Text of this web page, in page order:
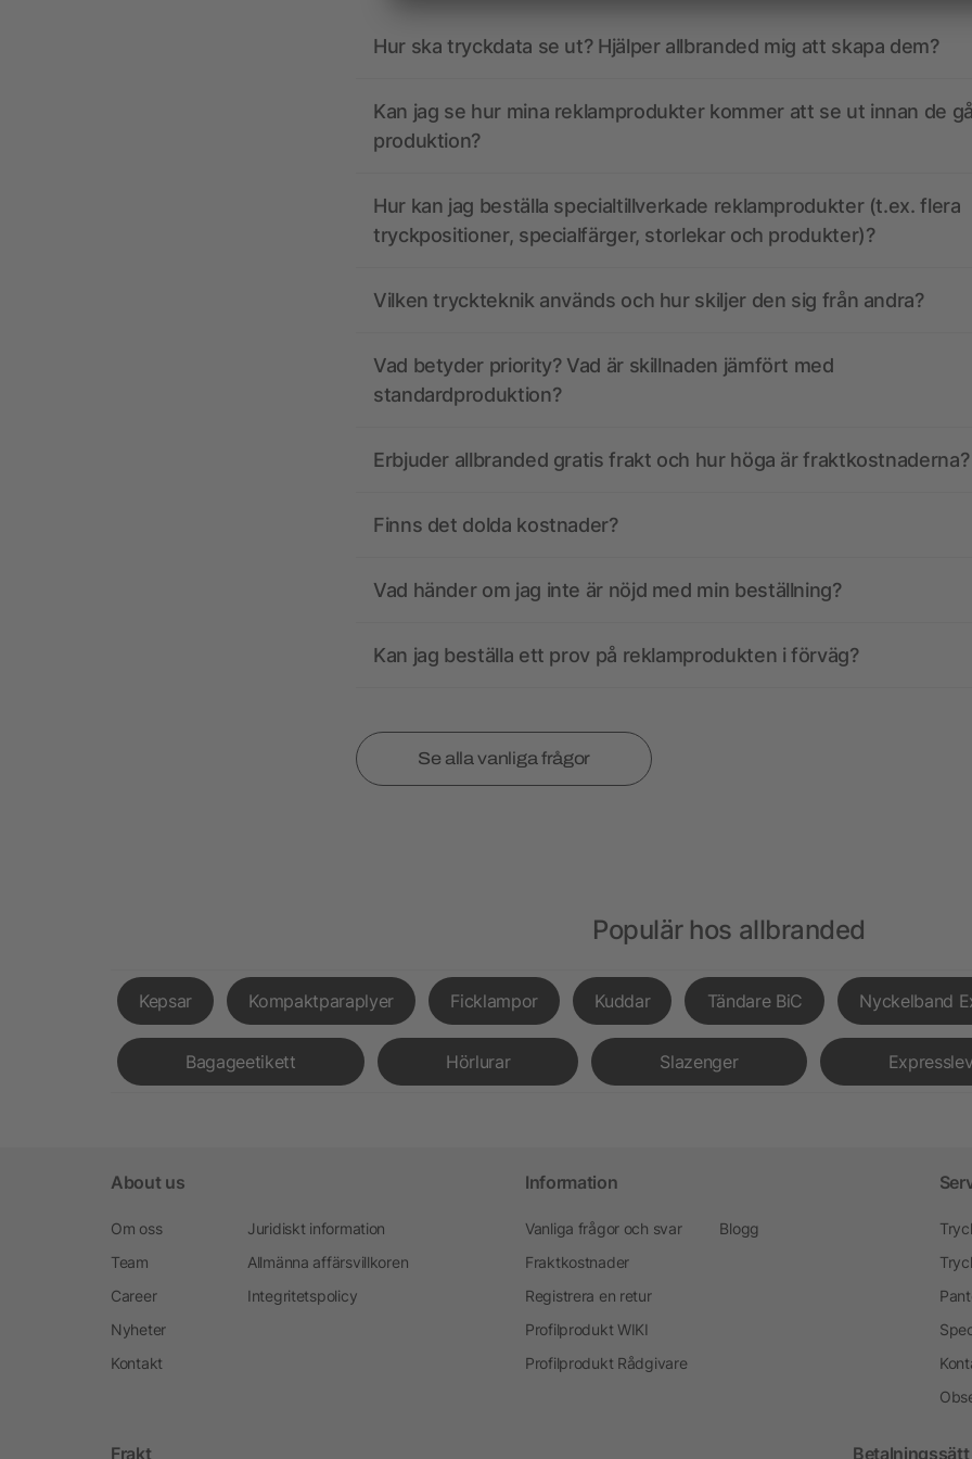
Hur ska tryckdata se ut? Hjälper allbranded mig att skapa dem?
Kan jag se hur mina reklamprodukter kommer att se ut innan de
produktion?
Hur kan jag beställa specialtillverkade reklamprodukter (t.ex. flera
tryckpositioner, specialfärger, storlekar och produkter)?
Vilken tryckteknik används och hur skiljer den sig från andra?
Vad betyder priority? Vad är skillnaden jämfört med
standardproduktion?
Erbjuder allbranded gratis frakt och hur höga är fraktkostnaderna?
Finns det dolda kostnader?
Vad händer om jag inte är nöjd med min beställning?
Kan jag beställa ett prov på reklamprodukten i förväg?
Se alla vanliga frågor
Populär hos allbranded
Kepsar Kompaktparaplyer Ficklampor Kuddar Tändare BiC Nyckelband
Bagageetikett Hörlurar Slazenger
About us
Om oss
Team
Career
Nyheter
Kontakt
Juridiskt information
Allmänna affärsvillkoren
Integritetspolicy
Information
Vanliga frågor och svar
Fraktkostnader
Registrera en retur
Profilprodukt WIKI
Profilprodukt Rådgivare
Blogg
Frakt Betalningssätt